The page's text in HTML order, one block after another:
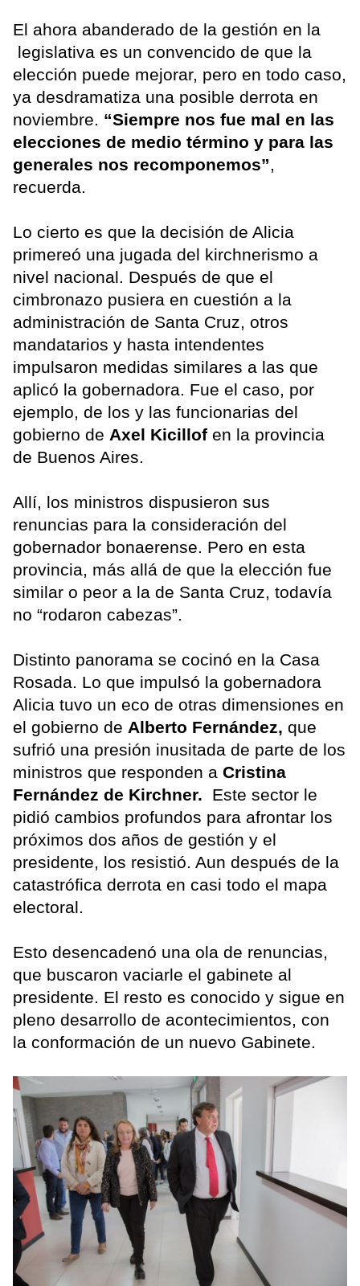
El ahora abanderado de la gestión en la
legislativa es un convencido de que la
elección puede mejorar, pero en todo caso,
ya desdramatiza una posible derrota en
noviembre. “Siempre nos fue mal en las
elecciones de medio término y para las
generales nos recomponemos”,
recuerda.
Lo cierto es que la decisión de Alicia
primereó una jugada del kirchnerismo a
nivel nacional. Después de que el
cimbronazo pusiera en cuestión a la
administración de Santa Cruz, otros
mandatarios y hasta intendentes
impulsaron medidas similares a las que
aplicó la gobernadora. Fue el caso, por
ejemplo, de los y las funcionarias del
gobierno de Axel Kicillof en la provincia
de Buenos Aires.
Allí, los ministros dispusieron sus
renuncias para la consideración del
gobernador bonaerense. Pero en esta
provincia, más allá de que la elección fue
similar o peor a la de Santa Cruz, todavía
no “rodaron cabezas”.
Distinto panorama se cocinó en la Casa
Rosada. Lo que impulsó la gobernadora
Alicia tuvo un eco de otras dimensiones en
el gobierno de Alberto Fernández, que
sufrió una presión inusitada de parte de los
ministros que responden a Cristina
Fernández de Kirchner.
Este sector le
pidió cambios profundos para afrontar los
próximos dos años de gestión y el
presidente, los resistió. Aun después de la
catastrófica derrota en casi todo el mapa
electoral.
Esto desencadenó una ola de renuncias,
que buscaron vaciarle el gabinete al
presidente. El resto es conocido y sigue en
pleno desarrollo de acontecimientos, con
la conformación de un nuevo Gabinete.